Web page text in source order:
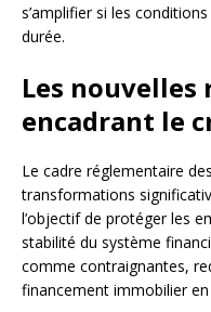
s’amplifier si les
durée.
Les
encadrant le
Le cadre réglementaire des
transformations
l’objectif de protéger les
stabilité du système
comme contraignantes,
financement immobilier en